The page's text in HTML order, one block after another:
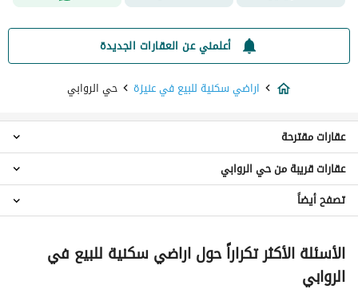
أعلمني عن العقارات الجديدة
اراضي سكنية للبيع في عنيزة
حي الروابي
فلل للبيع في حي الروابي
استراحات للبيع في حي الروابي
عقارات للبيع في حي الروابي
عقارات مقترحة
اراضي سكنية حي العليا
اراضي سكنية حي المصيف
اراضي سكنية حي وسط المدينة
اراضي سكنية حي الصالحية
اراضي سكنية حي الدرة
عقارات قريبة من حي الروابي
تصفح أيضاً
الأسئلة الأكثر تكراراً حول اراضي سكنية للبيع في
الروابي